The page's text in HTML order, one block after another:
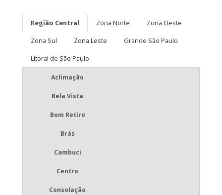
Região Central Zona Norte
Zona Oeste
Zona Sul
Zona Leste
Grande São Paulo
Litoral de São Paulo
Aclimação
Bela Vista
Bom Retiro
Brás
Cambuci
Centro
Consolação